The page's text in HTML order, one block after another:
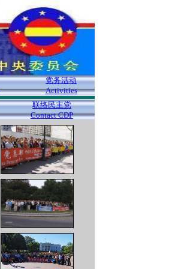
党务活动
Activities
联络民主党
Contact CDP